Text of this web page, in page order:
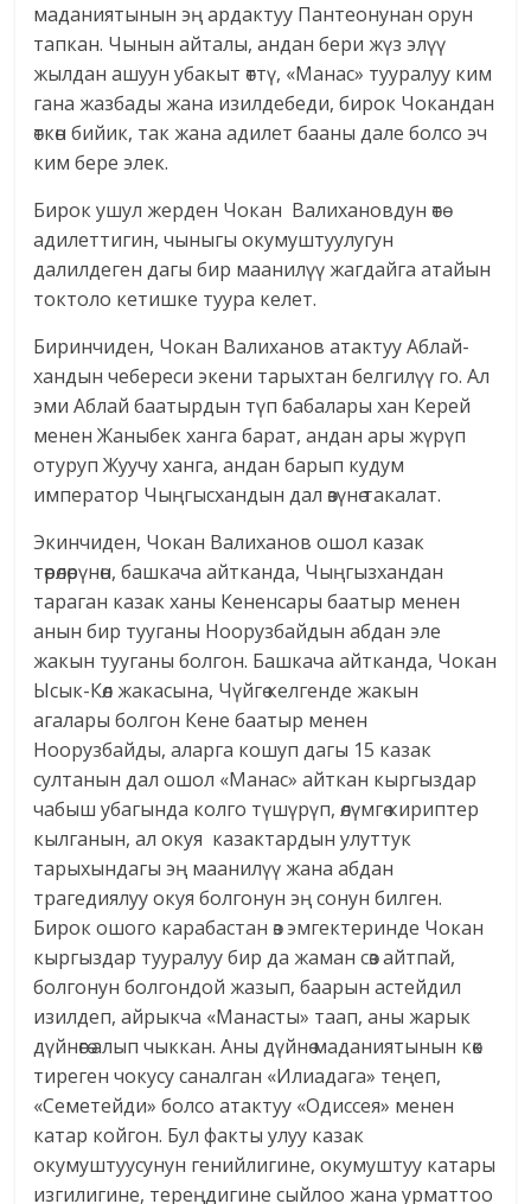
маданиятынын эң ардактуу Пантеонунан орун
тапкан. Чынын айталы, андан бери жүз элүү
жылдан ашуун убакыт өттү, «Манас» тууралуу ким
гана жазбады жана изилдебеди, бирок Чокандан
өткөн бийик, так жана адилет бааны дале болсо эч
ким бере элек.
Бирок ушул жерден Чокан Валихановдун өтө
адилеттигин, чыныгы окумуштуулугун
далилдеген дагы бир маанилүү жагдайга атайын
токтоло кетишке туура келет.
Биринчиден, Чокан Валиханов атактуу Аблай-
хандын чебереси экени тарыхтан белгилүү го. Ал
эми Аблай баатырдын түп бабалары хан Керей
менен Жаныбек ханга барат, андан ары жүрүп
отуруп Жуучу ханга, андан барып кудум
император Чыңгысхандын дал өзүнө такалат.
Экинчиден, Чокан Валиханов ошол казак
төрөлөрүнөн, башкача айтканда, Чыңгызхандан
тараган казак ханы Кененсары баатыр менен
анын бир тууганы Ноорузбайдын абдан эле
жакын тууганы болгон. Башкача айтканда, Чокан
Ысык-Көл жакасына, Чүйгө келгенде жакын
агалары болгон Кене баатыр менен
Ноорузбайды, аларга кошуп дагы 15 казак
султанын дал ошол «Манас» айткан кыргыздар
чабыш убагында колго түшүрүп, өлүмгө кириптер
кылганын, ал окуя казактардын улуттук
тарыхындагы эң маанилүү жана абдан
трагедиялуу окуя болгонун эң сонун билген.
Бирок ошого карабастан өз эмгектеринде Чокан
кыргыздар тууралуу бир да жаман сөз айтпай,
болгонун болгондой жазып, баарын астейдил
изилдеп, айрыкча «Манасты» таап, аны жарык
дүйнөгө алып чыккан. Аны дүйнө маданиятынын көк
тиреген чокусу саналган «Илиадага» теңеп,
«Семетейди» болсо атактуу «Одиссея» менен
катар койгон. Бул факты улуу казак
окумуштуусунун генийлигине, окумуштуу катары
изгилигине, тереңдигине сыйлоо жана урматтоо